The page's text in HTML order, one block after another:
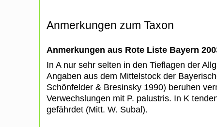
Anmerkungen zum Taxon
Anmerkungen aus Rote Liste Bayern
In A nur sehr selten in den Tieflagen der
Angaben aus dem Mittelstock der
Schönfelder & Bresinsky 1990) beruhen
Verwechslungen mit P. palustris. In K
gefährdet (Mitt. W. Subal).